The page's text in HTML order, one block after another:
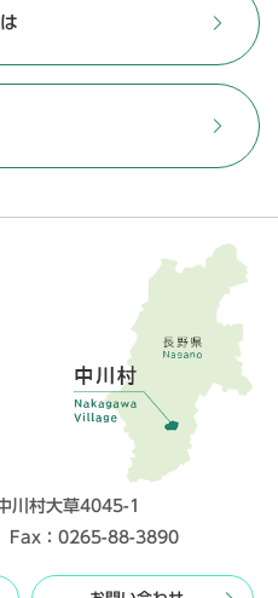
川村大草4045-1
Fax：0265-88-3890